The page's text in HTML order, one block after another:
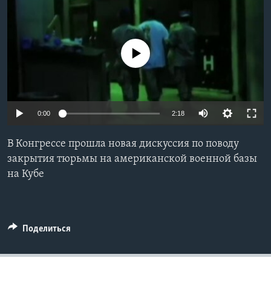
Learning English
СОЦИАЛЬНЫЕ СЕТИ
Языки
No media source currently available
0:00 2:18
В Конгрессе прошла новая дискуссия по поводу
закрытия тюрьмы на американской военной базы
на Кубе
Поделиться